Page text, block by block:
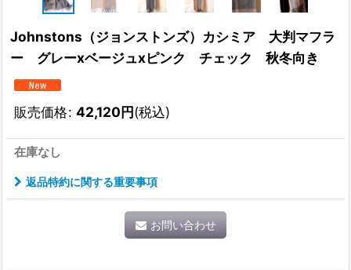
Johnstons（ジョンストンズ）カシミア 大判マフラ
ー グレーxベージュxピンク チェック 秋冬向き
販売価格: 42,120円(税込)
在庫なし
返品特約に関する重要事項
お問い合わせ